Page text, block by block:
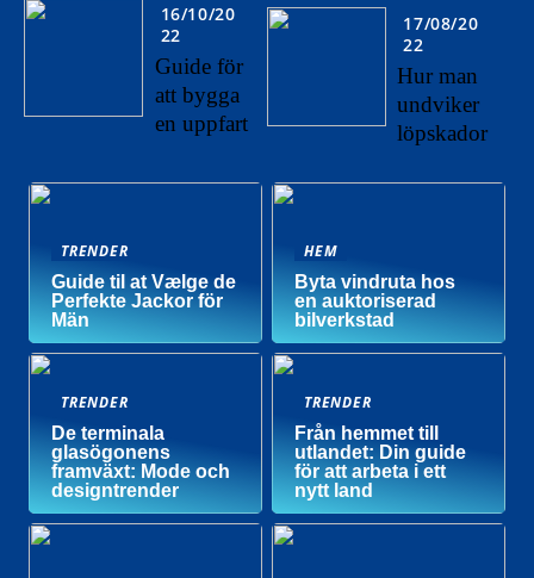
16/10/20
22
Guide för
att bygga
en uppfart
17/08/20
22
Hur man
undviker
löpskador
TRENDER
Guide til at Vælge de
Perfekte Jackor för
Män
HEM
Byta vindruta hos
en auktoriserad
bilverkstad
TRENDER
De terminala
glasögonens
framväxt: Mode och
designtrender
TRENDER
Från hemmet till
utlandet: Din guide
för att arbeta i ett
nytt land